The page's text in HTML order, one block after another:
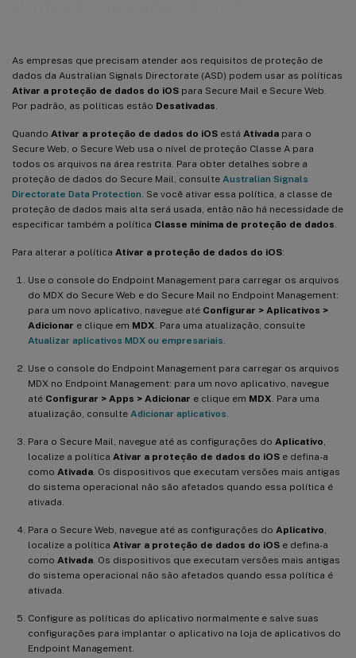
As empresas que precisam atender aos requisitos de proteção de
dados da Australian Signals Directorate (ASD) podem usar as políticas
Ativar a proteção de dados do iOS para Secure Mail e Secure Web.
Por padrão, as políticas estão Desativadas
Quando Ativar a proteção de dados do iOS está Ativada para o
Secure Web, o Secure Web usa o nível de proteção Classe A para
todos os arquivos na área restrita. Para obter detalhes sobre a
proteção de dados do Secure Mail, consulte Australian Signals
Directorate Data Protection . Se você ativar essa política, a classe de
proteção de dados mais alta será usada, então não há necessidade de
especificar também a política Classe mínima de proteção de dados
Para alterar a política Ativar a proteção de dados do iOS:
Use o console do Endpoint Management para carregar os arquivos
do MDX do Secure Web e do Secure Mail no Endpoint Management:
para um novo aplicativo, navegue até Configurar > Aplicativos >
Adicionar e clique em MDX . Para uma atualização, consulte
Atualizar aplicativos MDX ou empresariais
Use o console do Endpoint Management para carregar os arquivos
MDX no Endpoint Management: para um novo aplicativo, navegue
até Configurar > Apps > Adicionar e clique em MDX . Para uma
atualização, consulte Adicionar aplicativos
Para o Secure Mail, navegue até as configurações do Aplicativo
localize a política Ativar a proteção de dados do iOS e defina-a
como Ativada . Os dispositivos que executam versões mais antigas
do sistema operacional não são afetados quando essa política é
ativada.
Para o Secure Web, navegue até as configurações do Aplicativo
localize a política Ativar a proteção de dados do iOS e defina-a
como Ativada . Os dispositivos que executam versões mais antigas
do sistema operacional não são afetados quando essa política é
ativada.
Configure as políticas do aplicativo normalmente e salve suas
configurações para implantar o aplicativo na loja de aplicativos do
Endpoint Management.